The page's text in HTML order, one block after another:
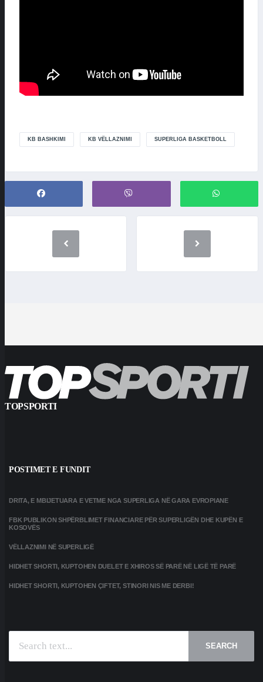
KB BASHKIMI KB VËLLAZNIMI SUPERLIGA BASKETBOLL
TOPSPORTI
POSTIMET E FUNDIT
DRITA, E MBIJETUARA E VETME NGA SUPERLIGA NË GARA EVROPIANE
FBK PUBLIKON SHPËRBLIMET FINANCIARE PËR SUPERLIGËN DHE KUPËN E
KOSOVËS
VËLLAZNIMI NË SUPERLIGË
HIDHET SHORTI, KUPTOHEN DUELET E XHIROS SË PARË NË LIGË TË PARË
HIDHET SHORTI, KUPTOHEN ÇIFTET, STINORI NIS ME DERBI!
SEARCH